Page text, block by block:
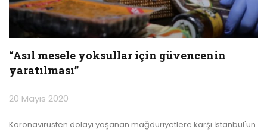
“Asıl mesele yoksullar için güvencenin
yaratılması”
20 Mayıs 2020
Koronavirüsten dolayı yaşanan mağduriyetlere karşı İstanbul'un